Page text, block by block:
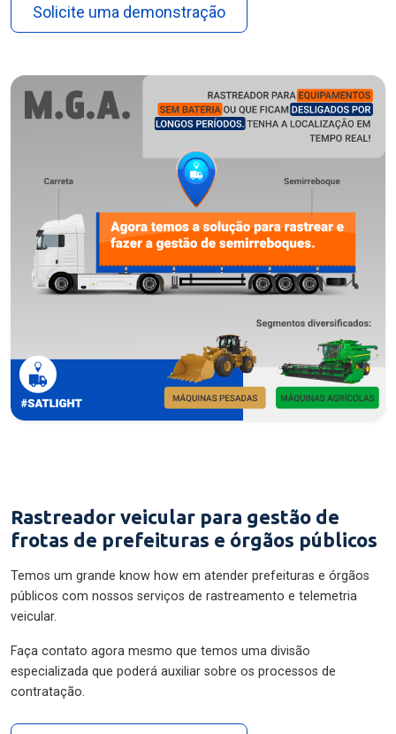
Solicite uma demonstração
Rastreador veicular para gestão de
frotas de prefeituras e órgãos públicos
Temos um grande know how em atender prefeituras e órgãos
públicos com nossos serviços de rastreamento e telemetria
veicular.
Faça contato agora mesmo que temos uma divisão
especializada que poderá auxiliar sobre os processos de
contratação.